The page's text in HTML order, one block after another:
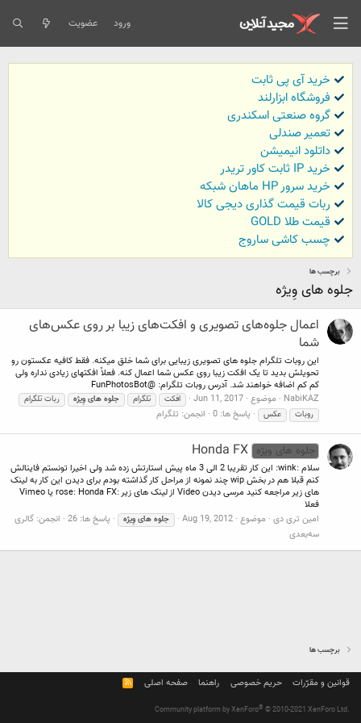
ورود عضویت
خرید آی پی ثابت
فروشگاه ابزارلند
گروه صنعتی اسکندری
تعمیر صندلی
داتلود انیمیشن
خرید IP ثابت کاور تریدر
خرید سرور HP ماهان شبکه
ربات قیمت گذاری دیجی کالا
قیمت طلا GOLD
چسب کاشی ساروج
برچسب ها
جلوه های وِیژه
اعمال جلوه‌های تصویری و افکت‌های زیبا بر روی عکس‌های
شما
این روبات تلگرام جلوه های تصویری زیبایی برای شما خلق میکنه. فقط کافیه عکستون رو
تحویلش بدید تا یک افکت زیبا روی عکس شما اعمال کنه. فعلاً افکتهای زیادی نداره ولی
کم کم اضافه خواهند شد. آدرس روبات تلگرام: @FunPhotosBot
NabiKAZ
موضوع Jun 11, 2017 افکت تلگرام جلوه های وِیژه
ربات تلگرام
روبات
عکس پاسخ ها: 0 انجمن: تلگرام
جلوه های ویژه Honda FX
سلام :wink: این کار تقریبا 2 الی 3 ماه پیش استارتش زده شد ولی اخیرا تونستم فاینالش
کنم قبلا هم در بخش wip چند نمونه از مراحل کار گذاشته بودم برای دیدن این کار به لینک
های زیر مراجعه کنید مرسی دیدن Video از لینک های زیر :rose: Honda FX یا Vimeo
فعلا
امین تری دی موضوع Aug 19, 2012 جلوه های وِیژه پاسخ ها: 26 انجمن: گالری
سه‌بعدی
برچسب ها
قوانین و مقرّرات حریم خصوصی راهنما صفحه اصلی
R
S
Community platform by XenForo® © 2010-2021 XenForo Ltd.